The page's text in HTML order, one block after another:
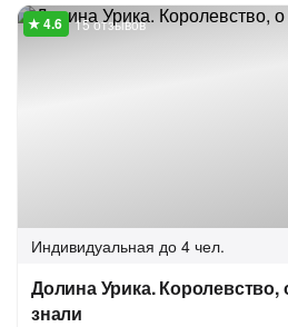
15 отзывов
Индивидуальная до 4 чел.
Долина Урика.
знали